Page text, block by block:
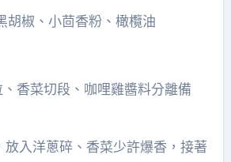
胡椒、小茴香粉、橄欖油
香菜切段、咖哩雞醬料分離備
放入洋蔥碎、香菜少許爆香，接著